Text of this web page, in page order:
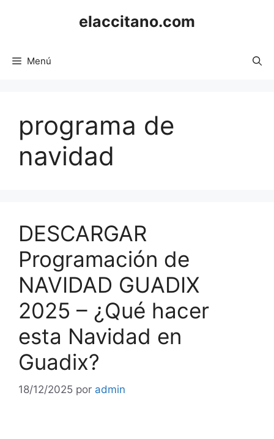
elaccitano.com
Menú
programa de
navidad
DESCARGAR
Programación de
NAVIDAD GUADIX
2025 – ¿Qué hacer
esta Navidad en
Guadix?
18/12/2025 por admin